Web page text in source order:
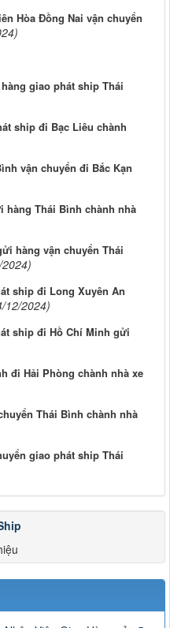
Hòa Đồng Nai vận chuyển
giao phát ship Thái
ship đi Bạc Liêu chành
vận chuyển đi Bắc Kạn
hàng Thái Bình chành nhà
hàng vận chuyển Thái
ship đi Long Xuyên An
12/2024)
ship đi Hồ Chí Minh gửi
đi Hải Phòng chành nhà xe
Thái Bình chành nhà
giao phát ship Thái